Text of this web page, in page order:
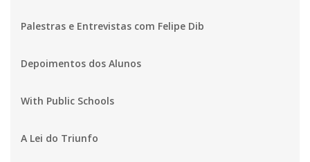
Palestras e Entrevistas com Felipe Dib
Depoimentos dos Alunos
With Public Schools
A Lei do Triunfo